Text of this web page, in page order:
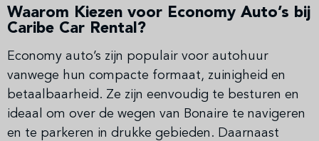
Waarom Kiezen voor Economy Auto’s bij
Caribe Car Rental?
Economy auto’s zijn populair voor autohuur
vanwege hun compacte formaat, zuinigheid en
betaalbaarheid. Ze zijn eenvoudig te besturen en
ideaal om over de wegen van Bonaire te navigeren
en te parkeren in drukke gebieden. Daarnaast